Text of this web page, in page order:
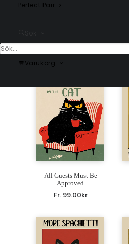
Perfect Pair
Varukorg
Fr.99.00kr
All Guests Must Be
Approved
Fr. 99.00kr